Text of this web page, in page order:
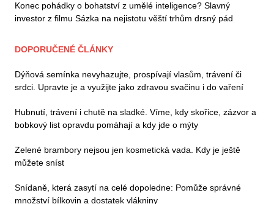
Konec pohádky o bohatství z umělé inteligence? Slavný
investor z filmu Sázka na nejistotu věští trhům drsný pád
DOPORUČENÉ ČLÁNKY
Dýňová semínka nevyhazujte, prospívají vlasům, trávení či
srdci. Upravte je a využijte jako zdravou svačinu i do vaření
Hubnutí, trávení i chutě na sladké. Víme, kdy skořice, zázvor a
bobkový list opravdu pomáhají a kdy jde o mýty
Zelené brambory nejsou jen kosmetická vada. Kdy je ještě
můžete sníst
Snídaně, která zasytí na celé dopoledne: Pomůže správné
množství bílkovin a dostatek vlákniny